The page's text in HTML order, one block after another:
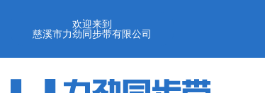
欢迎来到
慈溪市力劲同步带有限公司